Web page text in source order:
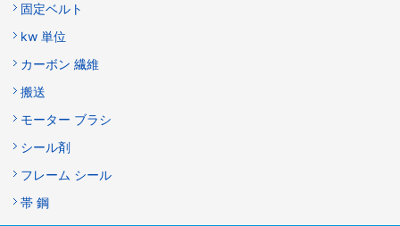
固定ベルト
kw 単位
カーボン 繊維
搬送
モーター ブラシ
シール剤
フレーム シール
帯 鋼